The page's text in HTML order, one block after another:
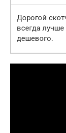
Дорогой
всегда лучше
дешевого.